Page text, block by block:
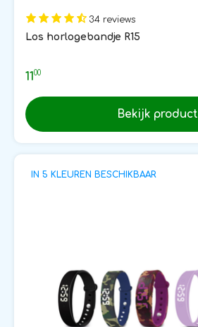
34 reviews
Los horlogebandje R15
1100
Bekijk product
IN 5 KLEUREN BESCHIKBAAR